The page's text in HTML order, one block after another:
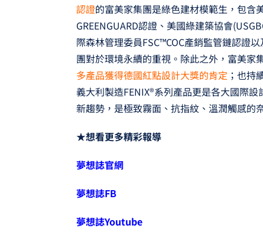
認證的富美家集團是綠色建材模範生，包含
GREENGUARD認證、美國綠建築協會
際森林管理委員FSC™COC產銷監管鏈認證
團對於環境永續的重視。除此之外，富美家
多產品獲得德國紅點設計大獎的肯定 ；也持
義大利製造FENIX®系列產品更是各大國際
新趨勢，是極致霧面、抗指紋、溫潤觸感的
★想看更多精彩報導
夢想誌官網
夢想誌FB
夢想誌Youtube